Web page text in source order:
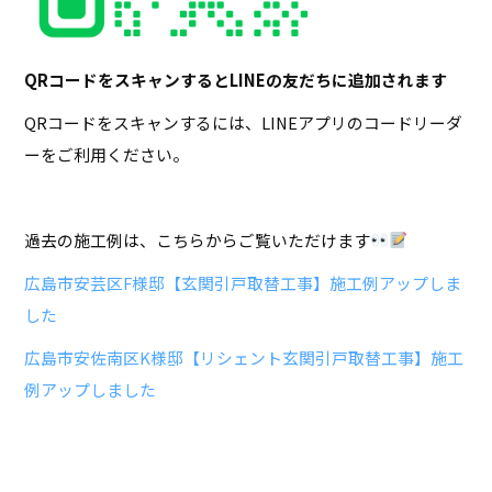
QRコードをスキャンするとLINEの友だちに追加されます
QRコードをスキャンするには、LINEアプリのコードリーダ
ーをご利用ください。
過去の施工例は、こちらからご覧いただけます
広島市安芸区F様邸【玄関引戸取替工事】施工例アップしま
した
広島市安佐南区K様邸【リシェント玄関引戸取替工事】施工
例アップしました